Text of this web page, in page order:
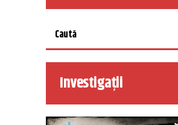
Investigații